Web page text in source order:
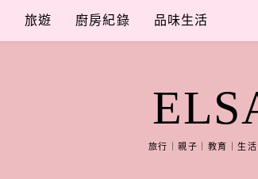
旅遊 廚房紀錄 品味生活
旅行｜親子｜教育｜生